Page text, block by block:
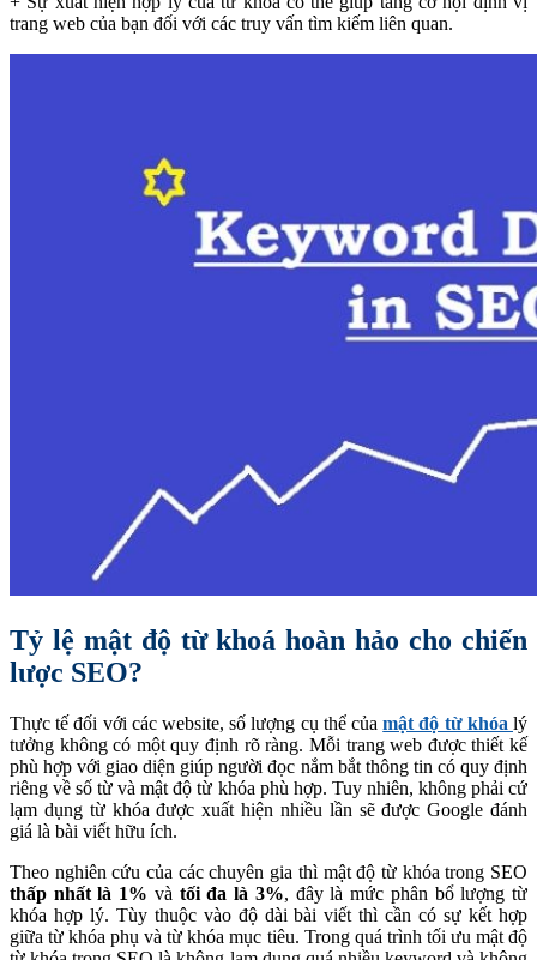
trang web của bạn đối với các truy vấn tìm kiếm liên quan.
Tỷ lệ mật độ từ khoá hoàn hảo cho chiến
lược SEO?
Thực tế đối với các website, số lượng cụ thể củamật độ từ khóalý
tưởng không có một quy định rõ ràng. Mỗi trang web được thiết kế
phù hợp với giao diện giúp người đọc nắm bắt thông tin có quy định
riêng về số từ và mật độ từ khóa phù hợp. Tuy nhiên, không phải cứ
lạm dụng từ khóa được xuất hiện nhiều lần sẽ được Google đánh
giá là bài viết hữu ích.
Theo nghiên cứu của các chuyên gia thì mật độ từ khóa trong SEO
thấp nhất là 1% và tối đa là 3%, đây là mức phân bổ lượng từ
khóa hợp lý. Tùy thuộc vào độ dài bài viết thì cần có sự kết hợp
giữa từ khóa phụ và từ khóa mục tiêu. Trong quá trình tối ưu mật độ